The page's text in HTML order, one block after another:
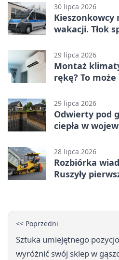
30 lipca 2026
Kieszonkowcy
wakacji. Tłok
29 lipca 2026
Montaż
rękę? To
29 lipca 2026
Odwierty pod
ciepła w
28 lipca 2026
Rozbiórka
Ruszyły
<< Poprzedni
Sztuka umiejętnego
wyróżnić swój sklep w